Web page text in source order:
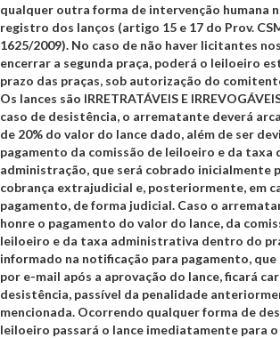
qualquer outra forma de intervenção humana
registro dos lanços (artigo 15 e 17 do Prov.
1625/2009). No caso de não haver licitantes
encerrar a segunda praça, poderá o leiloeiro
prazo das praças, sob autorização do
Os lances são IRRETRATÁVEIS E
caso de desistência, o arrematante deverá
de 20% do valor do lance dado, além de ser
pagamento da comissão de leiloeiro e da taxa
administração, que será cobrado inicialmente
cobrança extrajudicial e, posteriormente, em
pagamento, de forma judicial. Caso o
honre o pagamento do valor do lance, da
leiloeiro e da taxa administrativa dentro do
informado na notificação para pagamento,
por e-mail após a aprovação do lance, ficará
desistência, passível da penalidade
mencionada. Ocorrendo qualquer forma de
leiloeiro passará o lance imediatamente para o